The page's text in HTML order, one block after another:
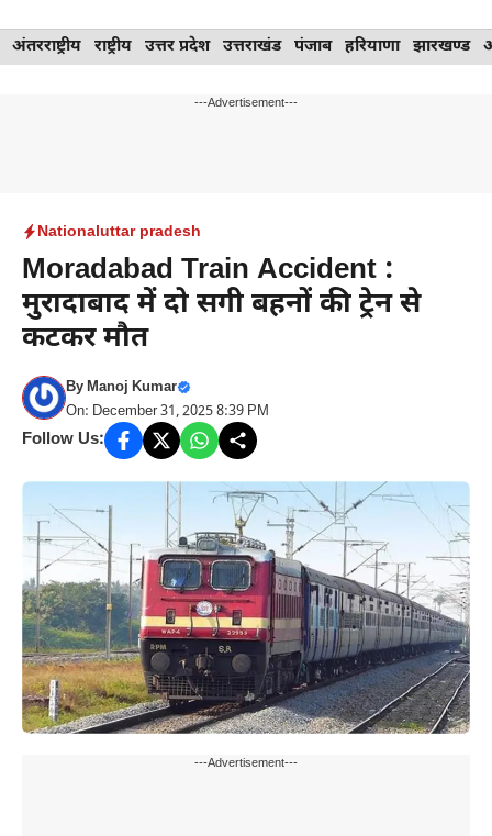
Skip
to
अंतरराष्ट्रीय राष्ट्रीय उत्तर प्रदेश उत्तराखंड पंजाब हरियाणा झारखण्ड
---Advertisement---
Nationaluttar pradesh
Moradabad Train Accident :
मुरादाबाद में दो सगी बहनों की ट्रेन से
कटकर मौत
ByManoj Kumar
On: December 31, 2025 8:39 PM
Follow Us:
---Advertisement---